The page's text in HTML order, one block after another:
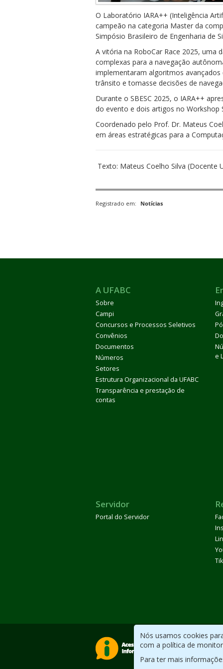
Nós usamos cookies
com a política de
Para ter mais
O Laboratório IARA++ (Inteligência
campeão na categoria Master da
Simpósio Brasileiro de Engenharia de
A vitória na RoboCar Race 2025, uma
complexas para a navegação
implementaram algoritmos avançados
trânsito e tomasse decisões de
Durante o SBESC 2025, o IARA++
do evento e dois artigos no Workshop
Coordenado pelo Prof. Dr. Mateus
em áreas estratégicas para a
Texto: Mateus Coelho Silva (Docente
Registrado em: Notícias
A UFABC
Sobre
Campi
Concursos e Processos Seletivos
Convênios
Documentos
Números
Setores
Estrutura Organizacional da UFABC
Transparência e prestação de
contas
e
Servidor
Portal do Servidor